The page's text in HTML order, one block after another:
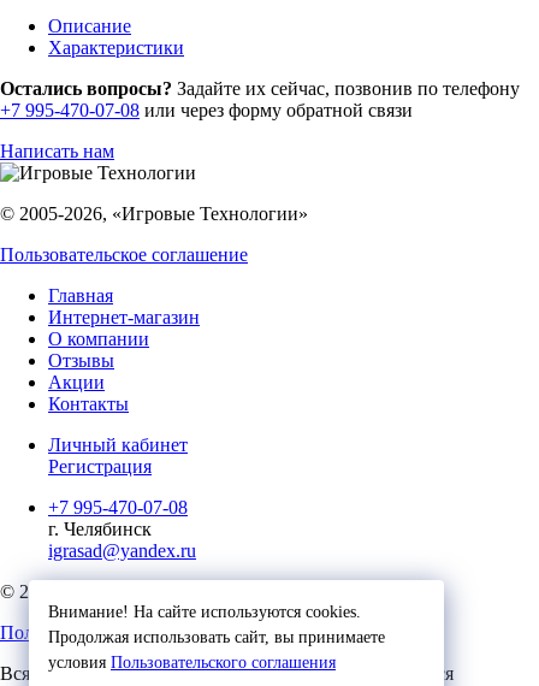
Описание
Характеристики
Внимание! На сайте используются cookies.
Продолжая использовать сайт, вы принимаете
условия Пользовательского соглашения
Остались вопросы? Задайте их сейчас, позвонив по телефону
+7 995-470-07-08 или через форму обратной связи
Написать нам
© 2005-2026, «Игровые Технологии»
Пользовательское соглашение
Главная
Интернет-магазин
О компании
Отзывы
Акции
Контакты
Личный кабинет
Регистрация
+7 995-470-07-08
г. Челябинск
igrasad@yandex.ru
© 2023, Игровые Технологии
Пользовательское соглашение
Вся представленная на сайте информация, касающаяся